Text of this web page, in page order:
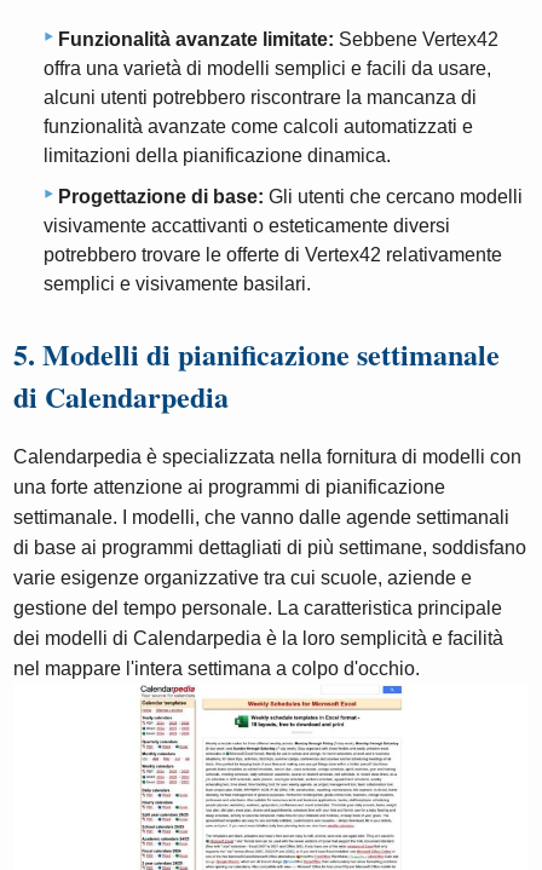
Funzionalità avanzate limitate: Sebbene Vertex42
offra una varietà di modelli semplici e facili da usare,
alcuni utenti potrebbero riscontrare la mancanza di
funzionalità avanzate come calcoli automatizzati e
limitazioni della pianificazione dinamica.
Progettazione di base: Gli utenti che cercano modelli
visivamente accattivanti o esteticamente diversi
potrebbero trovare le offerte di Vertex42 relativamente
semplici e visivamente basilari.
5. Modelli di pianificazione settimanale
di Calendarpedia
Calendarpedia è specializzata nella fornitura di modelli con
una forte attenzione ai programmi di pianificazione
settimanale. I modelli, che vanno dalle agende settimanali
di base ai programmi dettagliati di più settimane, soddisfano
varie esigenze organizzative tra cui scuole, aziende e
gestione del tempo personale. La caratteristica principale
dei modelli di Calendarpedia è la loro semplicità e facilità
nel mappare l'intera settimana a colpo d'occhio.